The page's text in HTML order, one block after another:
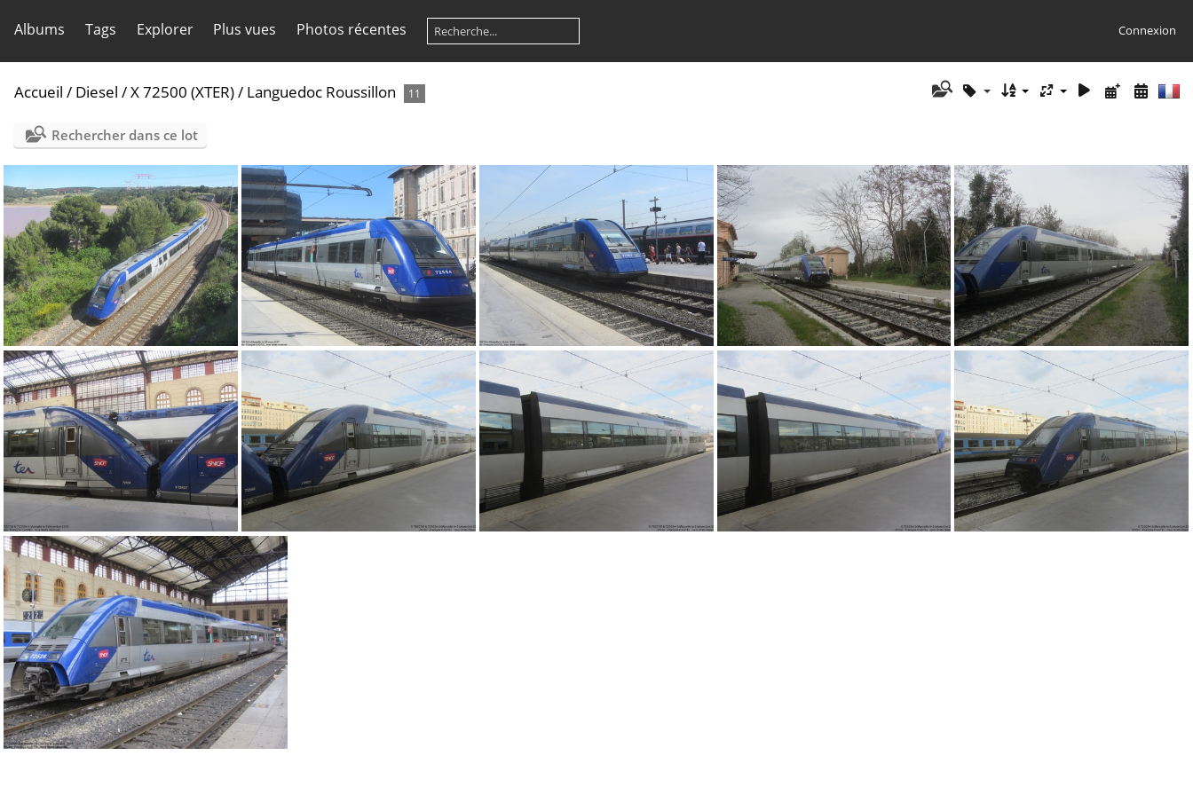
Albums Tags Explorer Plus vues Photos récentes Connexion
Accueil / Diesel /X 72500 (XTER)/ Languedoc Roussillon 11
Rechercher dans ce lot
IMG 6146 IMG 5213 IMG 8460 IMG 6569 IMG 6572
IMG 3803